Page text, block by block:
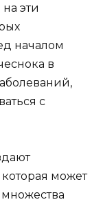
эти
началом
в
с
может